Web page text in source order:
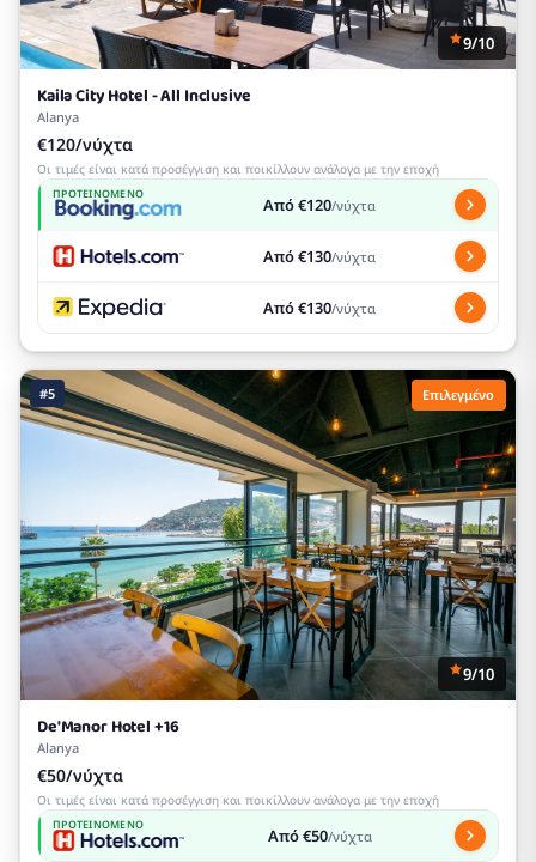
9/10
Kaila City Hotel - All Inclusive
Alanya
€120/νύχτα
Οι τιμές είναι κατά προσέγγιση και ποικίλλουν ανάλογα με την εποχή
ΠΡΟΤΕΙΝΌΜΕΝΟ Από €120/νύχτα
Από €130/νύχτα
Από €130/νύχτα
#5 Επιλεγμένο
9/10
De'Manor Hotel +16
Alanya
€50/νύχτα
Οι τιμές είναι κατά προσέγγιση και ποικίλλουν ανάλογα με την εποχή
ΠΡΟΤΕΙΝΌΜΕΝΟ Από €50/νύχτα